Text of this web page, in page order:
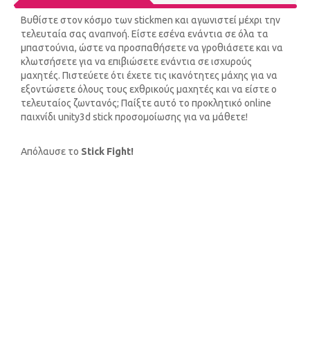
Βυθίστε στον κόσμο των stickmen και αγωνιστεί μέχρι την
τελευταία σας αναπνοή. Είστε εσένα ενάντια σε όλα τα
μπαστούνια, ώστε να προσπαθήσετε να γροθιάσετε και να
κλωτσήσετε για να επιβιώσετε ενάντια σε ισχυρούς
μαχητές. Πιστεύετε ότι έχετε τις ικανότητες μάχης για να
εξοντώσετε όλους τους εχθρικούς μαχητές και να είστε ο
τελευταίος ζωντανός; Παίξτε αυτό το προκλητικό online
παιχνίδι unity3d stick προσομοίωσης για να μάθετε!
Απόλαυσε το Stick Fight!